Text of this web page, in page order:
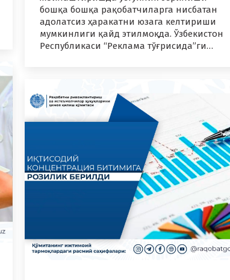
бошқа бошқа рақобатчиларга нисбатан
адолатсиз ҳаракатни юзага келтириши
мумкинлиги қайд этилмоқда. Ўзбекистон
Республикаси “Реклама тўғрисида”ги…